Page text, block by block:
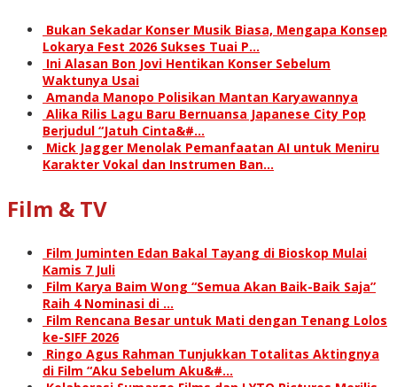
Bukan Sekadar Konser Musik Biasa, Mengapa Konsep
Lokarya Fest 2026 Sukses Tuai P…
Ini Alasan Bon Jovi Hentikan Konser Sebelum
Waktunya Usai
Amanda Manopo Polisikan Mantan Karyawannya
Alika Rilis Lagu Baru Bernuansa Japanese City Pop
Berjudul “Jatuh Cinta&#…
Mick Jagger Menolak Pemanfaatan AI untuk Meniru
Karakter Vokal dan Instrumen Ban…
Film & TV
Film Juminten Edan Bakal Tayang di Bioskop Mulai
Kamis 7 Juli
Film Karya Baim Wong “Semua Akan Baik-Baik Saja”
Raih 4 Nominasi di …
Film Rencana Besar untuk Mati dengan Tenang Lolos
ke-SIFF 2026
Ringo Agus Rahman Tunjukkan Totalitas Aktingnya
di Film “Aku Sebelum Aku&#…